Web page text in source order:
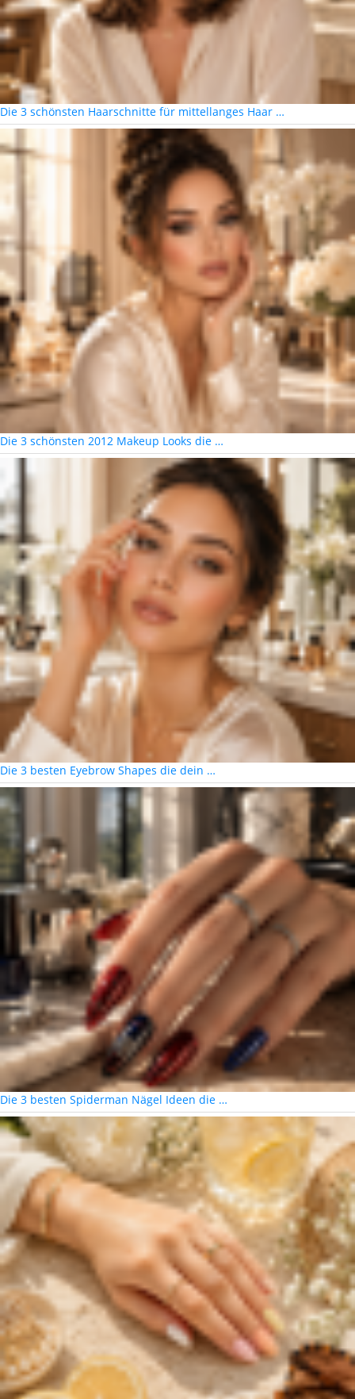
Die 3 schönsten Haarschnitte für mittellanges Haar …
Die 3 schönsten 2012 Makeup Looks die …
Die 3 besten Eyebrow Shapes die dein …
Die 3 besten Spiderman Nägel Ideen die …